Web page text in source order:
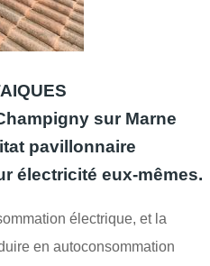
sur Marne
pavillonnaire
électricité eux-mêmes.
électrique, et la
en autoconsommation